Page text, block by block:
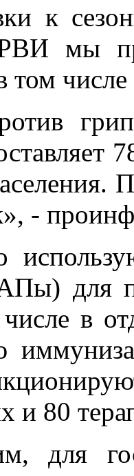
к
мы
том
-
для
в
и 80
для